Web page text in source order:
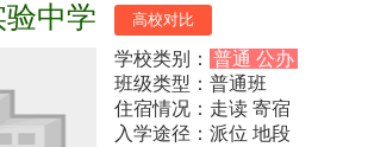
中学 高校对比
学校类别： 普通 公办
班级类型：普通班
住宿情况：走读 寄宿
入学途径：派位 地段